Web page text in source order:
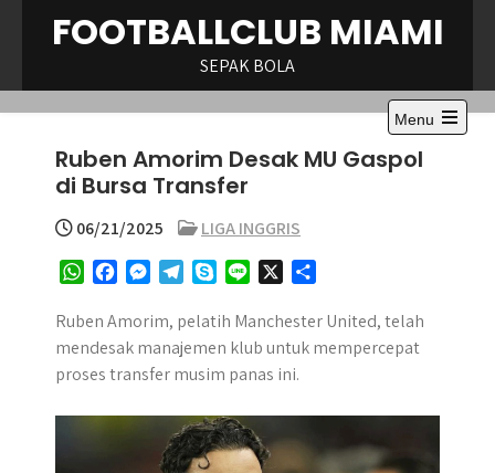
FOOTBALLCLUB MIAMI
SEPAK BOLA
Menu
Open
Ruben Amorim Desak MU Gaspol
di Bursa Transfer
06/21/2025
LIGA INGGRIS
W
a
t
s
p
c
e
b
o
s
s
e
g
l
e
g
a
m
y
p
e
n
e
a
r
Ruben Amorim, pelatih Manchester United, telah
mendesak manajemen klub untuk mempercepat
proses transfer musim panas ini.